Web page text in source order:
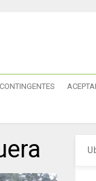
CONTINGENTES